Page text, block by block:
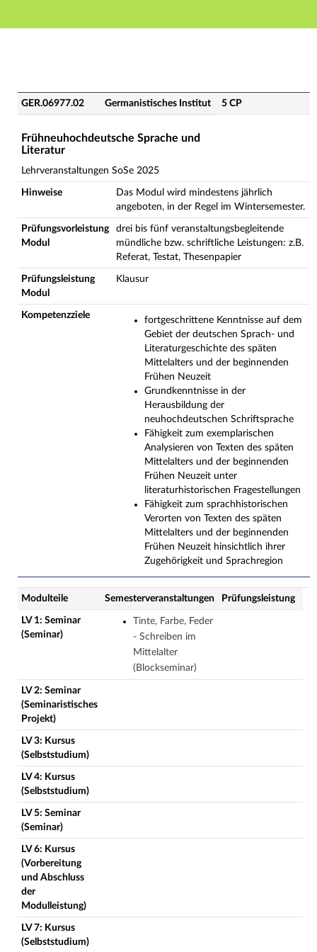
Hauptnavigation
GER.06977.02 - Frühneuhochdeutsche Sprache und
GER.06977.02 Germanistisches Institut 5 CP
Frühneuhochdeutsche Sprache und
Literatur
Lehrveranstaltungen SoSe 2025
Hinweise
Das Modul wird mindestens jährlich
angeboten, in der Regel im Wintersemester.
Prüfungsvorleistung
Modul
drei bis fünf veranstaltungsbegleitende
mündliche bzw. schriftliche Leistungen: z.B.
Referat, Testat, Thesenpapier
Prüfungsleistung
Modul
Klausur
Kompetenzziele
fortgeschrittene Kenntnisse auf dem
Gebiet der deutschen Sprach- und
Literaturgeschichte des späten
Mittelalters und der beginnenden
Frühen Neuzeit
Grundkenntnisse in der
Herausbildung der
neuhochdeutschen Schriftsprache
Fähigkeit zum exemplarischen
Analysieren von Texten des späten
Mittelalters und der beginnenden
Frühen Neuzeit unter
literaturhistorischen Fragestellungen
Fähigkeit zum sprachhistorischen
Verorten von Texten des späten
Mittelalters und der beginnenden
Frühen Neuzeit hinsichtlich ihrer
Zugehörigkeit und Sprachregion
Modulteile Semesterveranstaltungen Prüfungsleistung
LV 1: Seminar
(Seminar)
Tinte, Farbe, Feder
- Schreiben im
Mittelalter
(Blockseminar)
LV 2: Seminar
(Seminaristisches
Projekt)
LV 3: Kursus
(Selbststudium)
LV 4: Kursus
(Selbststudium)
LV 5: Seminar
(Seminar)
LV 6: Kursus
(Vorbereitung
und Abschluss
der
Modulleistung)
LV 7: Kursus
(Selbststudium)